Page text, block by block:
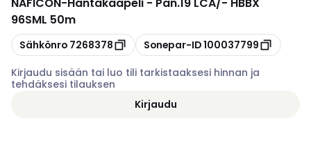
96SML 50m
Kopioi
Sähkönro 7268378 Kopioi
Sonepar-ID100037799
Kirjaudu sisään tai luo tili tarkistaaksesi hinnan ja
tehdäksesi tilauksen
Kirjaudu